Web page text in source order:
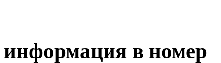
информация в номер